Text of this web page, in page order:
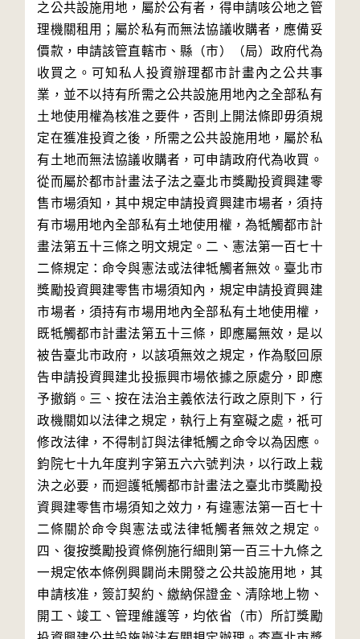
之公共設施用地，屬於公有者，得申請咳公地之管
理機關租用；屬於私有而無法協議收購者，應備妥
價款，申請該管直轄市、縣（市）（局）政府代為
收買之。可知私人投資辦理都市計畫內之公共事
業，並不以持有所需之公共設施用地內之全部私有
土地使用權為核准之要件，否則上開法條即毋須規
定在獲准投資之後，所需之公共設施用地，屬於私
有土地而無法協議收購者，可申請政府代為收買。
從而屬於都市計畫法子法之臺北市獎勵投資興建零
售市場須知，其中規定申請投資興建市場者，須持
有市場用地內全部私有土地使用權，為牴觸都市計
畫法第五十三條之明文規定。二、憲法第一百七十
二條規定：命令與憲法或法律牴觸者無效。臺北市
獎勵投資興建零售市場須知內，規定申請投資興建
市場者，須持有市場用地內全部私有土地使用權，
既牴觸都市計畫法第五十三條，即應屬無效，是以
被告臺北市政府，以該項無效之規定，作為駁回原
告申請投資興建北投振興市場依據之原處分，即應
予撤銷。三、按在法治主義依法行政之原則下，行
政機關如以法律之規定，執行上有窒礙之處，祇可
修改法律，不得制訂與法律牴觸之命令以為因應。
鈞院七十九年度判字第五六六號判決，以行政上栽
決之必要，而迴護牴觸都市計畫法之臺北市獎勵投
資興建零售市場須知之效力，有違憲法第一百七十
二條關於命令與憲法或法律牴觸者無效之規定。
四、復按獎勵投資條例施行細則第一百三十九條之
一規定依本條例興闢尚未開發之公共設施用地，其
申請核准，簽訂契約、繳納保證金、清除地上物、
開工、竣工、管理維護等，均依省（市）所訂獎勵